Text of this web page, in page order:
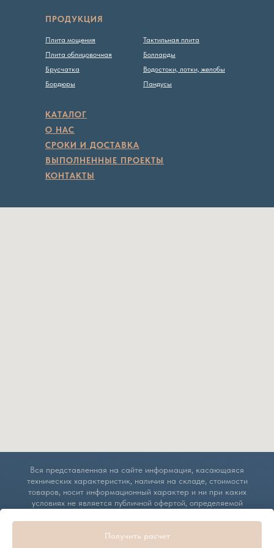
Получить расчет
Тактильная плита
Болларды
Водостоки, лотки, желобы
Пандусы
КАТАЛОГ
О НАС
СРОКИ И ДОСТАВКА
ВЫПОЛНЕННЫЕ ПРОЕКТЫ
КОНТАКТЫ
ПРОДУКЦИЯ
Плита мощения
Плита облицовочная
Брусчатка
Бордюры